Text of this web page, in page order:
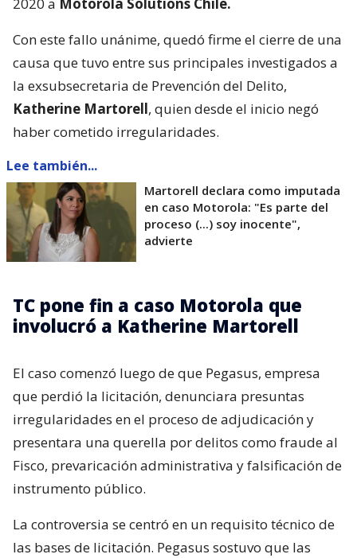
2020 a Motorola Solutions Chile.
Con este fallo unánime, quedó firme el cierre de una
causa que tuvo entre sus principales investigados a
la exsubsecretaria de Prevención del Delito,
Katherine Martorell, quien desde el inicio negó
haber cometido irregularidades.
Lee también...
Martorell declara como imputada
en caso Motorola: "Es parte del
proceso (...) soy inocente",
advierte
TC pone fin a caso Motorola que
involucró a Katherine Martorell
El caso comenzó luego de que Pegasus, empresa
que perdió la licitación, denunciara presuntas
irregularidades en el proceso de adjudicación y
presentara una querella por delitos como fraude al
Fisco, prevaricación administrativa y falsificación de
instrumento público.
La controversia se centró en un requisito técnico de
las bases de licitación. Pegasus sostuvo que las